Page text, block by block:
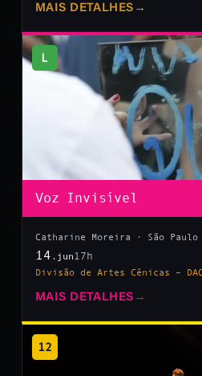
MAIS DETALHES →
L
Voz Invisível
Catharine Moreira · São Paulo
14 .jun 17h
Divisão de Artes Cênicas –
MAIS DETALHES →
12